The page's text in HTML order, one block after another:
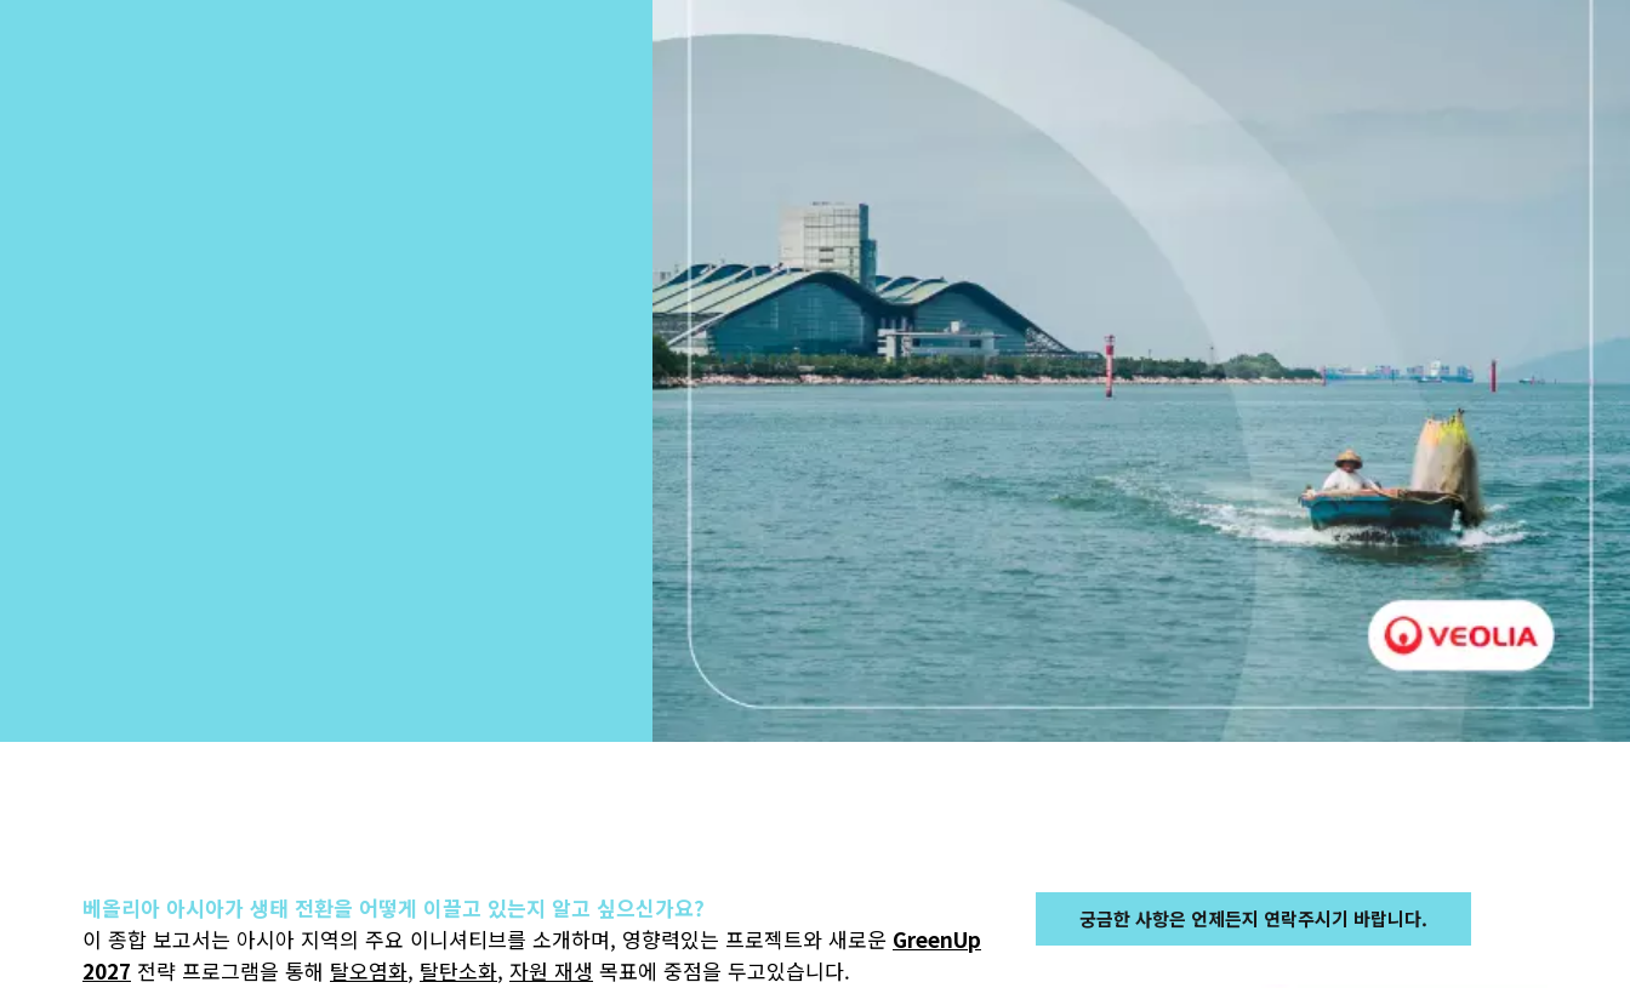
베올리아 아시아가 생태 전환을 어떻게 이끌고 있는지 알고 싶으신가요?
이 종합 보고서는 아시아 지역의 주요 이니셔티브를 소개하며, 영향력있는 프로젝트와 새로운 GreenUp
2027 전략 프로그램을 통해 탈오염화, 탈탄소화, 자원 재생 목표에 중점을 두고있습니다.
궁금한 사항은 언제든지 연락주시기 바랍니다.